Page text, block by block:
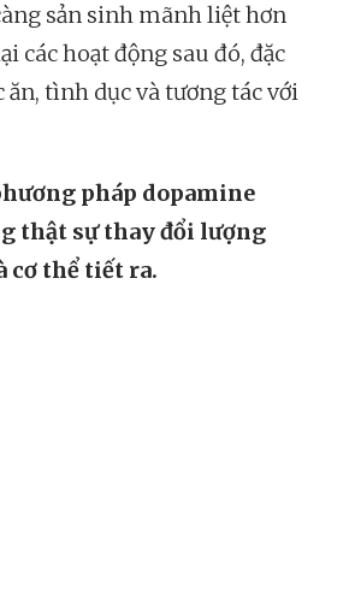
sản sinh mãnh liệt hơn
các hoạt động sau đó, đặc
ăn, tình dục và tương tác với
pháp dopamine
thật sự thay đổi lượng
cơ thể tiết ra.